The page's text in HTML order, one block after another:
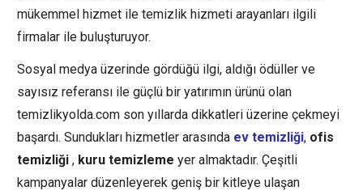
mükemmel hizmet ile temizlik hizmeti arayanları ilgili
firmalar ile buluşturuyor.
Sosyal medya üzerinde gördüğü ilgi, aldığı ödüller ve
sayısız referansı ile güçlü bir yatırımın ürünü olan
temizlikyolda.com son yıllarda dikkatleri üzerine çekmeyi
başardı. Sundukları hizmetler arasında ev temizliği, ofis
temizliği , kuru temizleme yer almaktadır. Çeşitli
kampanyalar düzenleyerek geniş bir kitleye ulaşan